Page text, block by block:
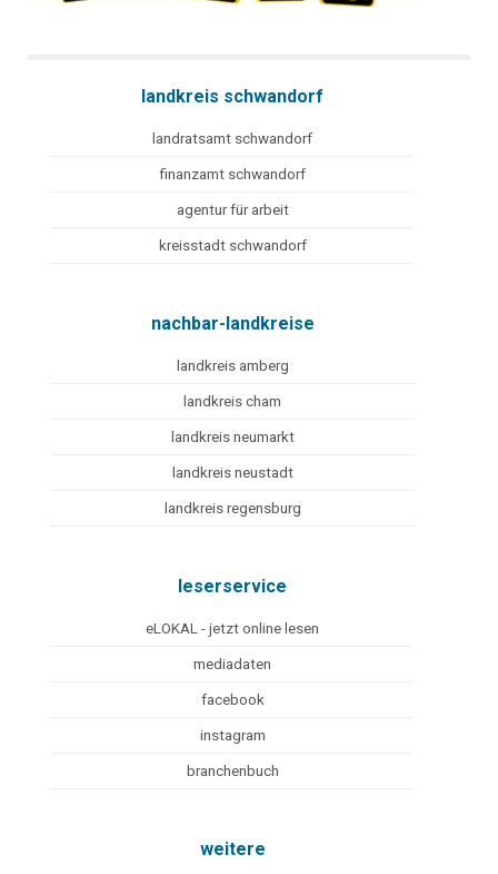
landkreis schwandorf
landratsamt schwandorf
finanzamt schwandorf
agentur für arbeit
kreisstadt schwandorf
nachbar-landkreise
landkreis amberg
landkreis cham
landkreis neumarkt
landkreis neustadt
landkreis regensburg
leserservice
eLOKAL - jetzt online lesen
mediadaten
facebook
instagram
branchenbuch
weitere